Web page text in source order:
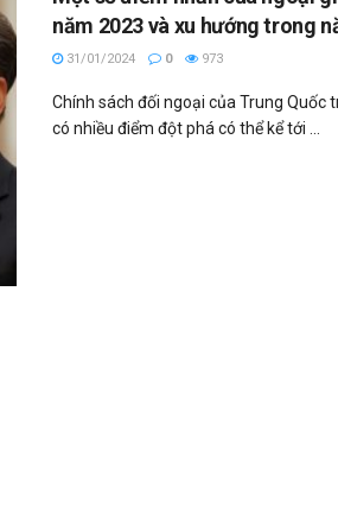
năm 2023 và xu hướng trong
31/01/2024 0 973
Chính sách đối ngoại của Trung Quốc
có nhiều điểm đột phá có thể kể tới ...